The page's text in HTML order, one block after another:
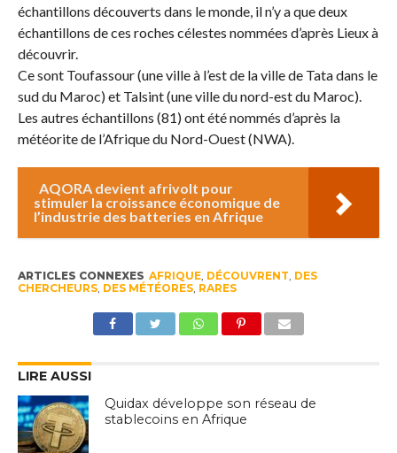
échantillons découverts dans le monde, il n’y a que deux
échantillons de ces roches célestes nommées d’après Lieux à
découvrir.
Ce sont Toufassour (une ville à l’est de la ville de Tata dans le
sud du Maroc) et Talsint (une ville du nord-est du Maroc).
Les autres échantillons (81) ont été nommés d’après la
météorite de l’Afrique du Nord-Ouest (NWA).
AQORA devient afrivolt pour
stimuler la croissance économique de
l’industrie des batteries en Afrique
ARTICLES CONNEXES AFRIQUE, DÉCOUVRENT, DES
CHERCHEURS, DES MÉTÉORES, RARES
LIRE AUSSI
Quidax développe son réseau de
stablecoins en Afrique